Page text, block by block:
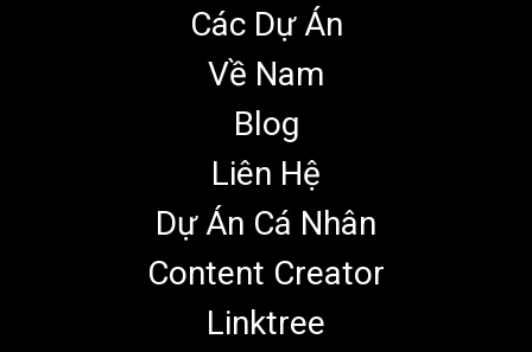
Các Dự Án
Về Nam
Blog
Liên Hệ
Dự Án Cá Nhân
Content Creator
Linktree